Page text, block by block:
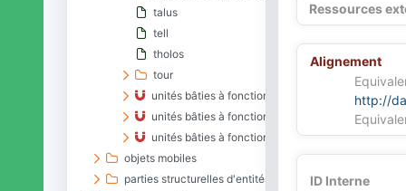
talus
tell
tholos
tour
unités bâties à fonction de production
unités bâties à fonction religieuse
unités bâties à fonction sanitaire
objets mobiles
parties structurelles d'entités matérielles
Ressources
Alignement
http://
ID Interne